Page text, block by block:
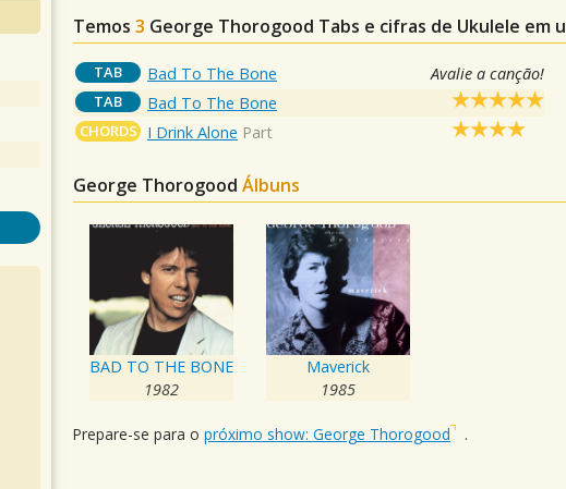
Temos 3 George Thorogood Tabs e cifras de Ukulele em
TAB Bad To The Bone Avalie a canção!
TAB Bad To The Bone
CHORDS I Drink Alone Part
George Thorogood Álbuns
BAD TO THE BONE
1982
Maverick
1985
Prepare-se para o próximo show: George Thorogood .